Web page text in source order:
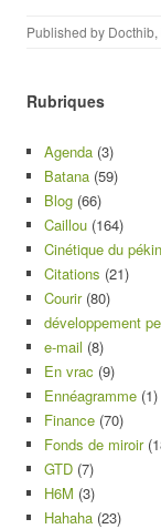
Published by Docthib,
Rubriques
Agenda (3)
Batana (59)
Blog (66)
Caillou (164)
Cinétique du pékin
Citations (21)
Courir(80)
développement
e-mail (8)
En vrac (9)
Ennéagramme (1)
Finance (70)
Fonds de miroir
GTD (7)
H6M (3)
Hahaha (23)